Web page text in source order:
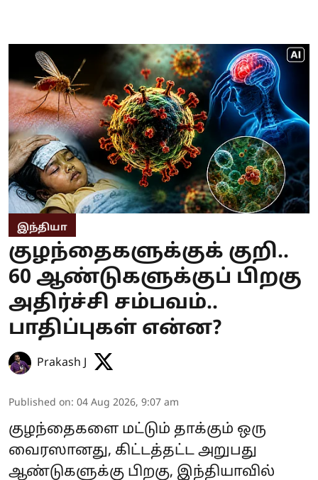
இந்தியா
குழந்தைகளுக்குக் குறி..
60 ஆண்டுகளுக்குப் பிறகு
அதிர்ச்சி சம்பவம்..
பாதிப்புகள் என்ன?
Prakash J
Published on: 04 Aug 2026, 9:07 am
குழந்தைகளை மட்டும் தாக்கும் ஒரு
வைரஸானது, கிட்டத்தட்ட அறுபது
ஆண்டுகளுக்கு பிறகு, இந்தியாவில்